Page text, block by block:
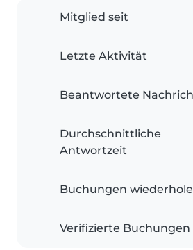
Mitglied seit
Letzte Aktivität
Beantwortete
Durchschnittliche
Antwortzeit
Buchungen
Verifizierte Buchungen